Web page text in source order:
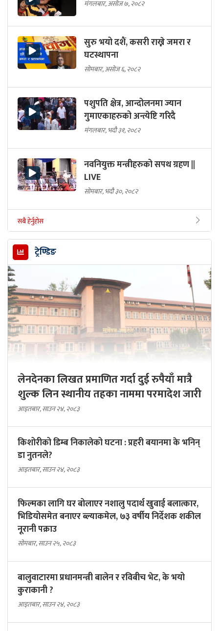
मंगलबार, असोज ७, २०८२
सुरु भयो दशैं, कसरी राख्ने जमरा र
घटस्थापना
सोमबार, असोज ६, २०८२
पशुपति क्षेत्र, आन्दोलनमा ज्यान
गुमाएकाहरुको अन्त्येष्टि गरिदै
मंगलबार, भदौ ३१, २०८२
नवनियुक्त मन्त्रीहरुको सपथ ग्रहण ||
LIVE
सोमबार, भदौ ३०, २०८२
सबै हेर्नुहोस
ट्रेण्डिङ
लेनदेनका लिखत प्रमाणित गर्दा दुई रुपैयाँ मात्रै
शुल्क लिन स्थानीय तहका नाममा परमादेश जारी
आइतबार, साउन २४, २०८३
किशोरीको डिम्ब निकालेको घटना : प्रहरी बयानमा के भनिन्
डा नुतनले?
आइतबार, साउन २४, २०८३
फिल्मका लागि घर बोलाएर नशालु पदार्थ खुवाई बलात्कार,
भिडियोसमेत बनाएर ब्ल्याकमेल, ७३ वर्षीय निर्देशक शकील
नूरानी पक्राउ
सोमबार, साउन २५, २०८३
बालुवाटारमा प्रधानमन्त्री बालेन र रविबीच भेट, के भयो
कुराकानी ?
आइतबार, साउन २४, २०८३